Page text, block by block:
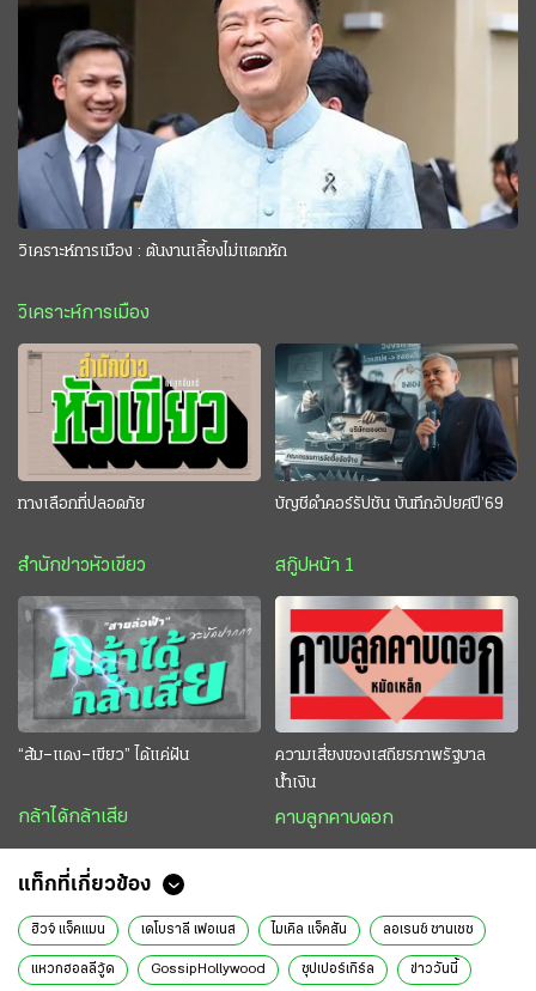
วิเคราะห์การเมือง : ต้นงานเลี้ยงไม่แตกหัก
วิเคราะห์การเมือง
ทางเลือกที่ปลอดภัย
สำนักข่าวหัวเขียว
บัญชีดำคอร์รัปชัน บันทึกอัปยศปี’69
สกู๊ปหน้า 1
“ส้ม–แดง–เขียว” ได้แค่ฝัน
กล้าได้กล้าเสีย
ความเสี่ยงของเสถียรภาพรัฐบาล
น้ำเงิน
คาบลูกคาบดอก
แท็กที่เกี่ยวข้อง
ฮิวจ์ แจ็คแมน เดโบราลี เฟอเนส ไมเคิล แจ็คสัน ลอเรนซ์ ซานเชซ
แหวกฮอลลีวู้ด GossipHollywood ซุปเปอร์เกิร์ล ข่าววันนี้